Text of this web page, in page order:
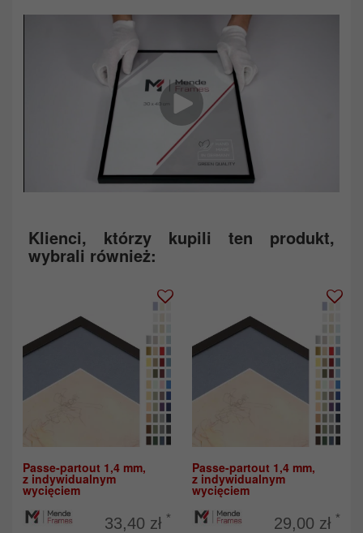
Klienci, którzy kupili ten produkt,
wybrali również:
Passe-partout 1,4 mm,
z indywidualnym
wycięciem
33,40 zł *
Passe-partout 1,4 mm,
z indywidualnym
wycięciem
29,00 zł *